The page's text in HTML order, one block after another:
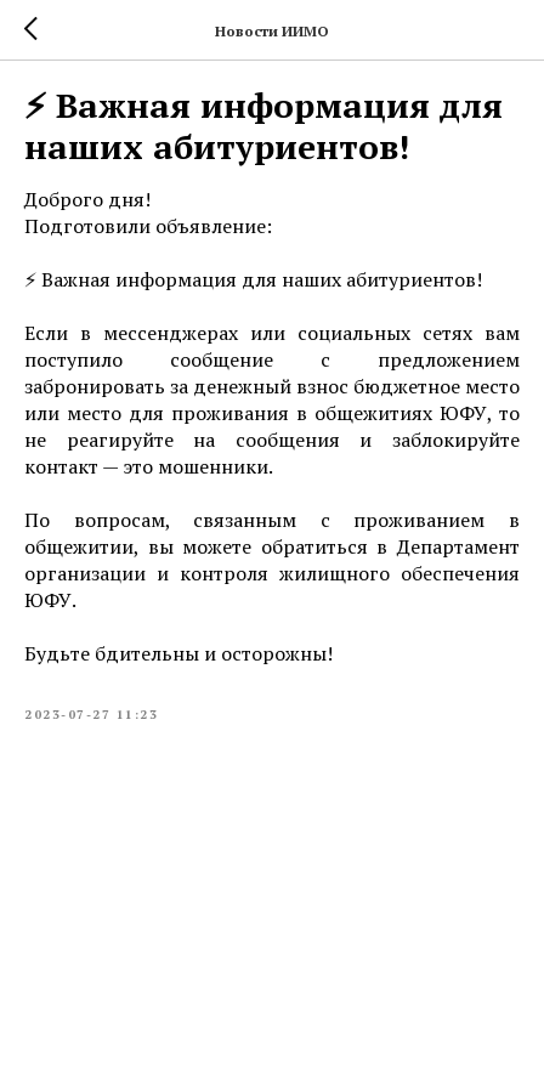
Новости ИИМО
⚡️ Важная информация для
наших абитуриентов!
Доброго дня!
Подготовили объявление:
⚡️ Важная информация для наших абитуриентов!
Если в мессенджерах или социальных сетях вам
поступило сообщение с предложением
забронировать за денежный взнос бюджетное место
или место для проживания в общежитиях ЮФУ, то
не реагируйте на сообщения и заблокируйте
контакт — это мошенники.
По вопросам, связанным с проживанием в
общежитии, вы можете обратиться в Департамент
организации и контроля жилищного обеспечения
ЮФУ.
Будьте бдительны и осторожны!
2023-07-27 11:23